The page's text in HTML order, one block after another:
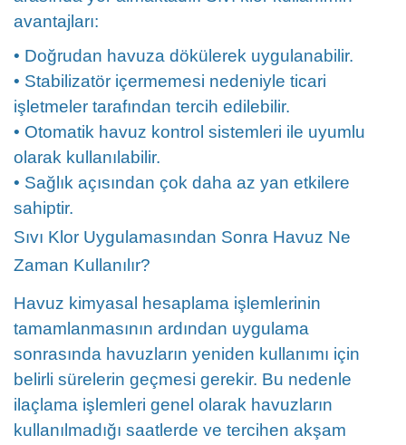
avantajları:
• Doğrudan havuza dökülerek uygulanabilir.
• Stabilizatör içermemesi nedeniyle ticari
işletmeler tarafından tercih edilebilir.
• Otomatik havuz kontrol sistemleri ile uyumlu
olarak kullanılabilir.
• Sağlık açısından çok daha az yan etkilere
sahiptir.
Sıvı Klor Uygulamasından Sonra Havuz Ne
Zaman Kullanılır?
Havuz kimyasal hesaplama işlemlerinin
tamamlanmasının ardından uygulama
sonrasında havuzların yeniden kullanımı için
belirli sürelerin geçmesi gerekir. Bu nedenle
ilaçlama işlemleri genel olarak havuzların
kullanılmadığı saatlerde ve tercihen akşam